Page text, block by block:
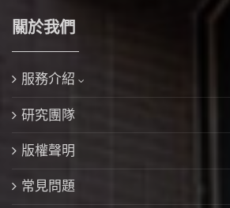
關於我們
服務介紹
研究團隊
版權聲明
常見問題